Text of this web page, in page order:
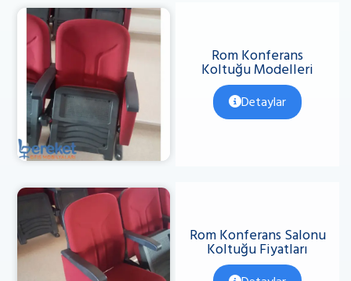
Rom Konferans
Koltuğu Modelleri
Detaylar
Rom Konferans Salonu
Koltuğu Fiyatları